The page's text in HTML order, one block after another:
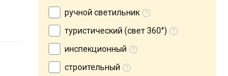
ручной светильник
туристический (свет 360°)
инспекционный
строительный